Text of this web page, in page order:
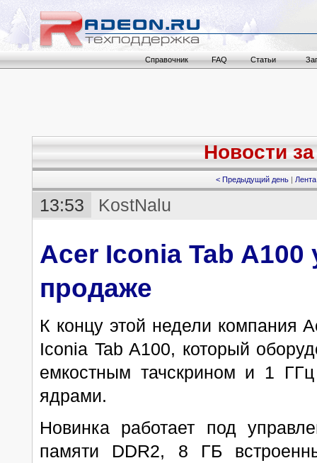
Справочник FAQ Статьи
Новости за
< Предыдущий день | Лента
13:53 KostNalu
Acer Iconia Tab
продаже
К концу этой недели компания
Iconia Tab A100, который
емкостным тачскрином и 1
ядрами.
Новинка работает под
памяти DDR2, 8 ГБ